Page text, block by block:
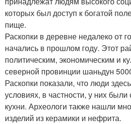
которых был доступ к богатой
пище.
Раскопки в деревне недалеко от
начались в прошлом году. Этот
политическим, экономическим и
северной провинции шаньдун
Раскопки показали, что люди
условиях, в частности, у них
кухни. Археологи также нашли
изделий из керамики и нефрита.